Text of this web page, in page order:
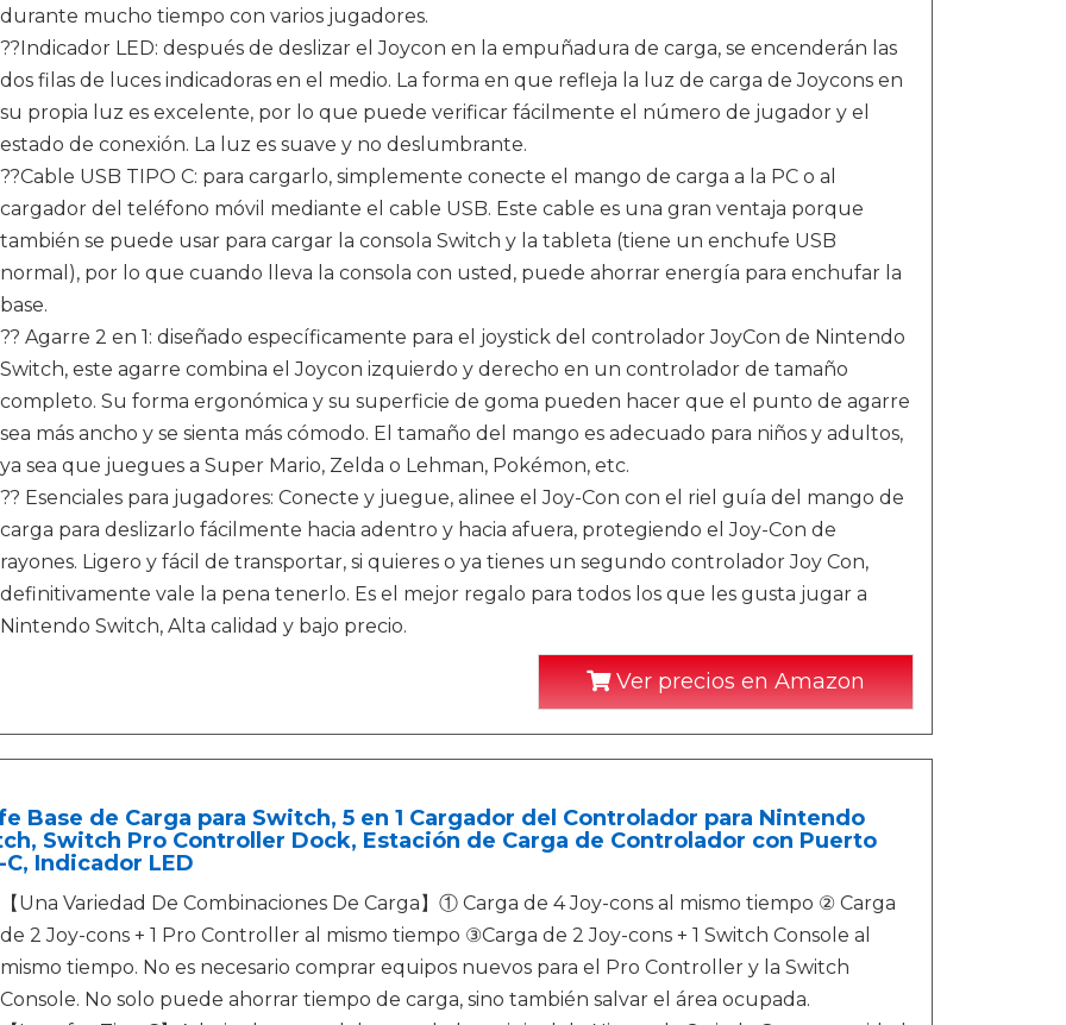
durante mucho tiempo con varios jugadores.
??Indicador LED: después de deslizar el Joycon en la empuñadura de carga, se encenderán las
dos filas de luces indicadoras en el medio. La forma en que refleja la luz de carga de Joycons en
su propia luz es excelente, por lo que puede verificar fácilmente el número de jugador y el
estado de conexión. La luz es suave y no deslumbrante.
??Cable USB TIPO C: para cargarlo, simplemente conecte el mango de carga a la PC o al
cargador del teléfono móvil mediante el cable USB. Este cable es una gran ventaja porque
también se puede usar para cargar la consola Switch y la tableta (tiene un enchufe USB
normal), por lo que cuando lleva la consola con usted, puede ahorrar energía para enchufar la
base.
?? Agarre 2 en 1: diseñado específicamente para el joystick del controlador JoyCon de Nintendo
Switch, este agarre combina el Joycon izquierdo y derecho en un controlador de tamaño
completo. Su forma ergonómica y su superficie de goma pueden hacer que el punto de agarre
sea más ancho y se sienta más cómodo. El tamaño del mango es adecuado para niños y adultos,
ya sea que juegues a Super Mario, Zelda o Lehman, Pokémon, etc.
?? Esenciales para jugadores: Conecte y juegue, alinee el Joy-Con con el riel guía del mango de
carga para deslizarlo fácilmente hacia adentro y hacia afuera, protegiendo el Joy-Con de
rayones. Ligero y fácil de transportar, si quieres o ya tienes un segundo controlador Joy Con,
definitivamente vale la pena tenerlo. Es el mejor regalo para todos los que les gusta jugar a
Nintendo Switch, Alta calidad y bajo precio.
Ver precios en Amazon
Base de Carga para Switch, 5 en 1 Cargador del Controlador para Nintendo
Switch Pro Controller Dock, Estación de Carga de Controlador con Puerto
C, Indicador LED
【Una Variedad De Combinaciones De Carga】① Carga de 4 Joy-cons al mismo tiempo ② Carga
de 2 Joy-cons + 1 Pro Controller al mismo tiempo ③Carga de 2 Joy-cons + 1 Switch Console al
mismo tiempo. No es necesario comprar equipos nuevos para el Pro Controller y la Switch
Console. No solo puede ahorrar tiempo de carga, sino también salvar el área ocupada.